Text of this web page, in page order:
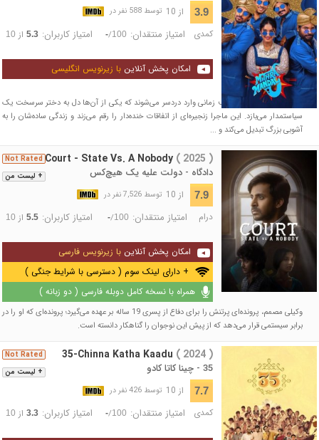
3.9 از 10 توسط 588 نفر در
کمدی امتیاز منتقدان: -/100 امتیاز کاربران: 5.3از 10
امکان پخش آنلاین با زیرنویس انگلیسی
گروهی از دوستان نامتعارف زمانی وارد دردسر می‌شوند که یکی از آن‌ها دل به دختر سرسخت یک
سیاستمدار می‌بازد. این ماجرا زنجیره‌ای از اتفاقات خنده‌دار را رقم می‌زند و زندگی ساده‌شان را به
آشوبی بزرگ تبدیل می‌کند و ...
+ لیست من
Not Rated Court - State Vs. A Nobody ( 2025 )
دادگاه - دولت علیه یک هیچ‌کس
7.9 از 10 توسط 7,526 نفر در
درام امتیاز منتقدان: -/100 امتیاز کاربران: 5.5از 10
امکان پخش آنلاین با زیرنویس فارسی
+ دارای لینک سوم ( دسترسی با شرایط جنگی )
همراه با نسخه کامل دوبله فارسی ( دو زبانه )
وکیلی مصمم، پرونده‌ای پرتنش را برای دفاع از پسری 19 ساله بر عهده می‌گیرد؛ پرونده‌ای که او را در
برابر سیستمی قرار می‌دهد که از پیش این نوجوان را گناهکار دانسته است.
+ لیست من
Not Rated 35-Chinna Katha Kaadu ( 2024 )
35 - چینا کاتا کادو
7.7 از 10 توسط 426 نفر در
کمدی امتیاز منتقدان: -/100 امتیاز کاربران: 3.3از 10